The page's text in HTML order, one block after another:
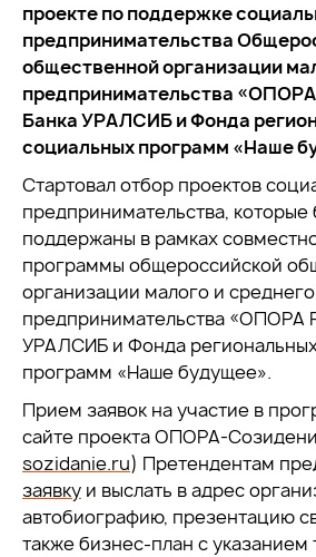
проекте по поддержке
предпринимательства
общественной организации
предпринимательства
Банка УРАЛСИБ и Фонда
социальных программ «Наше
Стартовал отбор проектов
предпринимательства, которые
поддержаны в рамках
программы общероссийской
организации малого и среднего
предпринимательства «ОПОРА
УРАЛСИБ и Фонда
программ «Наше будущее».
Прием заявок на участие в
сайте проекта ОПОРА-
sozidanie.ru) Претендентам
заявку и выслать в адрес
автобиографию, презентацию
также бизнес-план с